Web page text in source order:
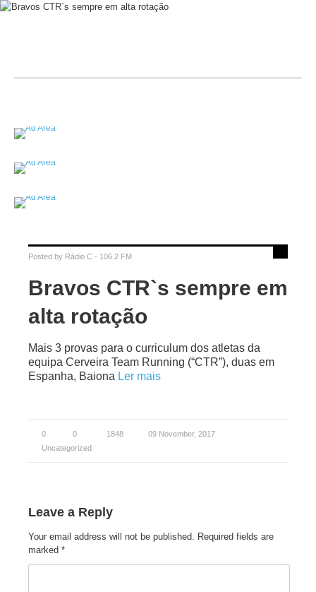
Posted by Rádio C - 106.2 FM
Bravos CTR`s sempre em
alta rotação
Mais 3 provas para o curriculum dos atletas da
equipa Cerveira Team Running (“CTR”), duas em
Espanha, Baiona Ler mais
0 0 1848
09 November, 2017
Uncategorized
Leave a Reply
Your email address will not be published. Required fields are
marked *